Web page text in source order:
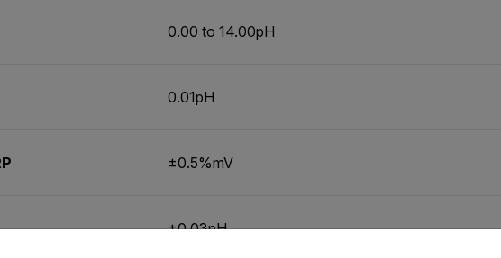
0.00 to 14.00pH
0.01pH
±0.5%mV
±0.03pH
preferred country and language from the options below to access the